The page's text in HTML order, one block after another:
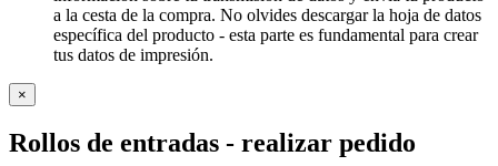
a la cesta de la compra. No olvides descargar la hoja de datos
específica del producto - esta parte es fundamental para crear
tus datos de impresión.
×
Rollos de entradas - realizar pedido